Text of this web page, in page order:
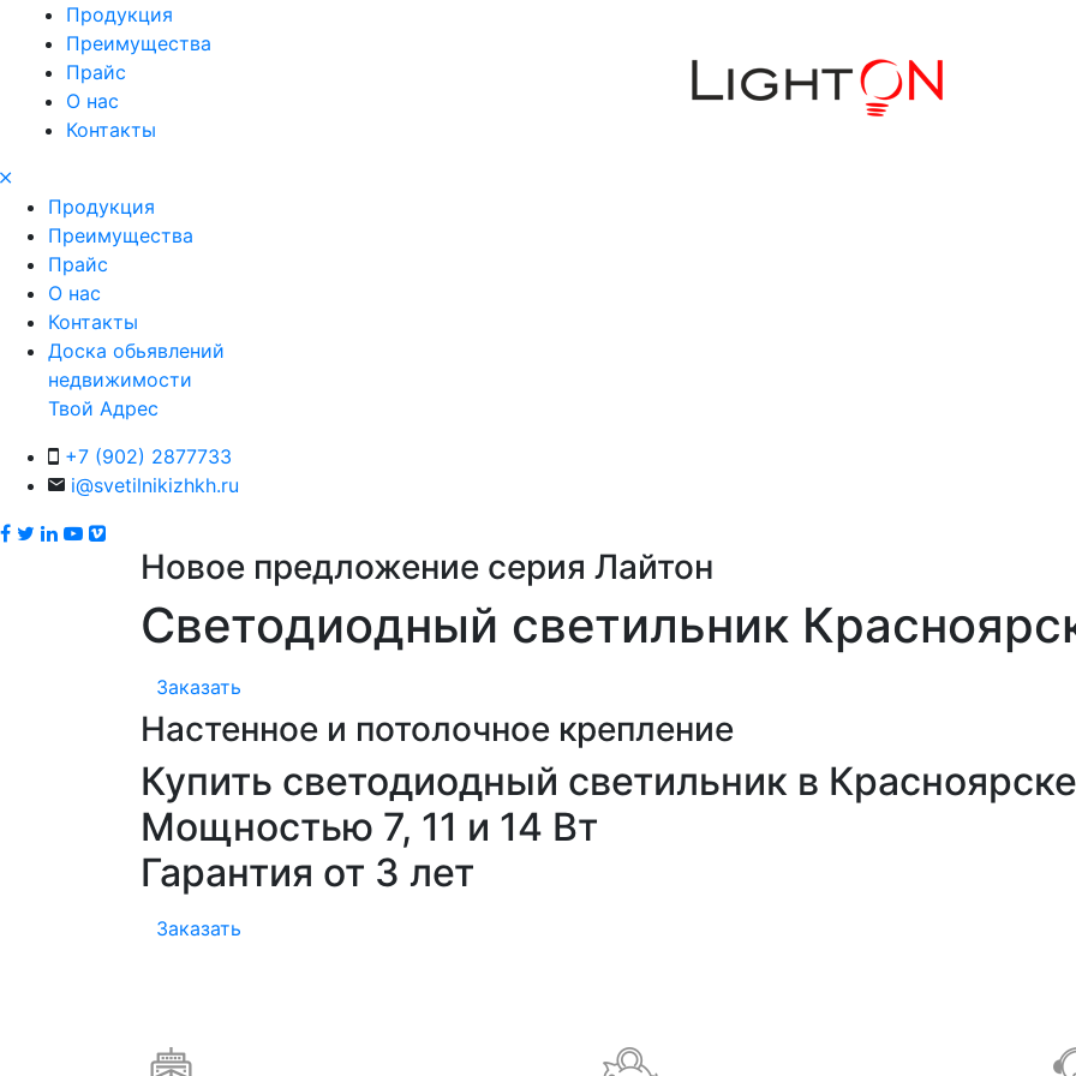
Продукция
Преимущества
Прайс
О нас
Контакты
Продукция
Преимущества
Прайс
О нас
Контакты
Доска обьявлений
недвижимости
Твой Адрес
+7 (902) 2877733
i@svetilnikizhkh.ru
Новое предложение серия Лайтон
Светодиодный светильник
Заказать
Настенное и потолочное крепление
Купить светодиодный светильник в Красноярске
Мощностью 7, 11 и 14 Вт
Гарантия от 3 лет
Заказать